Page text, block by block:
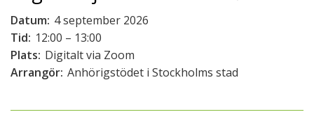
Datum: 4 september 2026
Tid: 12:00 – 13:00
Plats: Digitalt via Zoom
Arrangör: Anhörigstödet i Stockholms stad